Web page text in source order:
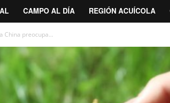
CAMPO AL DÍA REGIÓN ACUÍCOLA
China preocupa...